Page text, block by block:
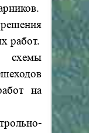
работ.
схемы
на